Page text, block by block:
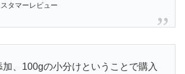
タマーレビュー
加、100gの小分けということで購入